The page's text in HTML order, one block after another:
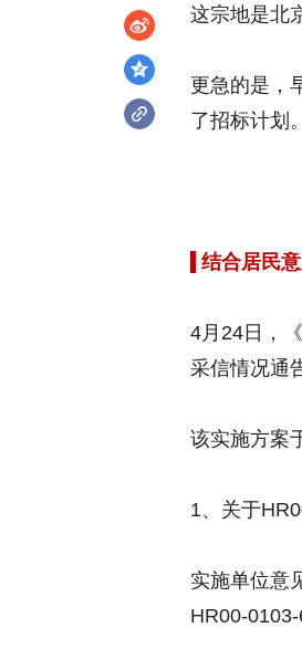
这宗地是北
更急的是，
了招标计划。
结合居民
4月24日，
采信情况通
该实施方案
1、关于
实施单位意
HR00-